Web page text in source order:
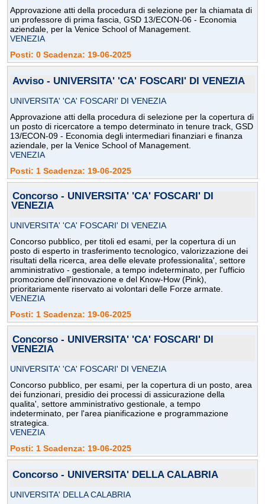
Approvazione atti della procedura di selezione per la chiamata di
un professore di prima fascia, GSD 13/ECON-06 - Economia
aziendale, per la Venice School of Management.
VENEZIA
Posti: 0 Scadenza: 19-06-2025
Avviso - UNIVERSITA' 'CA' FOSCARI' DI VENEZIA
UNIVERSITA' 'CA' FOSCARI' DI VENEZIA
Approvazione atti della procedura di selezione per la copertura di
un posto di ricercatore a tempo determinato in tenure track, GSD
13/ECON-09 - Economia degli intermediari finanziari e finanza
aziendale, per la Venice School of Management.
VENEZIA
Posti: 1 Scadenza: 19-06-2025
Concorso - UNIVERSITA' 'CA' FOSCARI' DI
VENEZIA
UNIVERSITA' 'CA' FOSCARI' DI VENEZIA
Concorso pubblico, per titoli ed esami, per la copertura di un
posto di esperto in trasferimento tecnologico, valorizzazione dei
risultati della ricerca, area delle elevate professionalita', settore
amministrativo - gestionale, a tempo indeterminato, per l'ufficio
promozione dell'innovazione e del Know-How (Pink),
prioritariamente riservato ai volontari delle Forze armate.
VENEZIA
Posti: 1 Scadenza: 19-06-2025
Concorso - UNIVERSITA' 'CA' FOSCARI' DI
VENEZIA
UNIVERSITA' 'CA' FOSCARI' DI VENEZIA
Concorso pubblico, per esami, per la copertura di un posto, area
dei funzionari, presidio dei processi di assicurazione della
qualita', settore amministrativo gestionale, a tempo
indeterminato, per l'area pianificazione e programmazione
strategica.
VENEZIA
Posti: 1 Scadenza: 19-06-2025
Concorso - UNIVERSITA' DELLA CALABRIA
UNIVERSITA' DELLA CALABRIA